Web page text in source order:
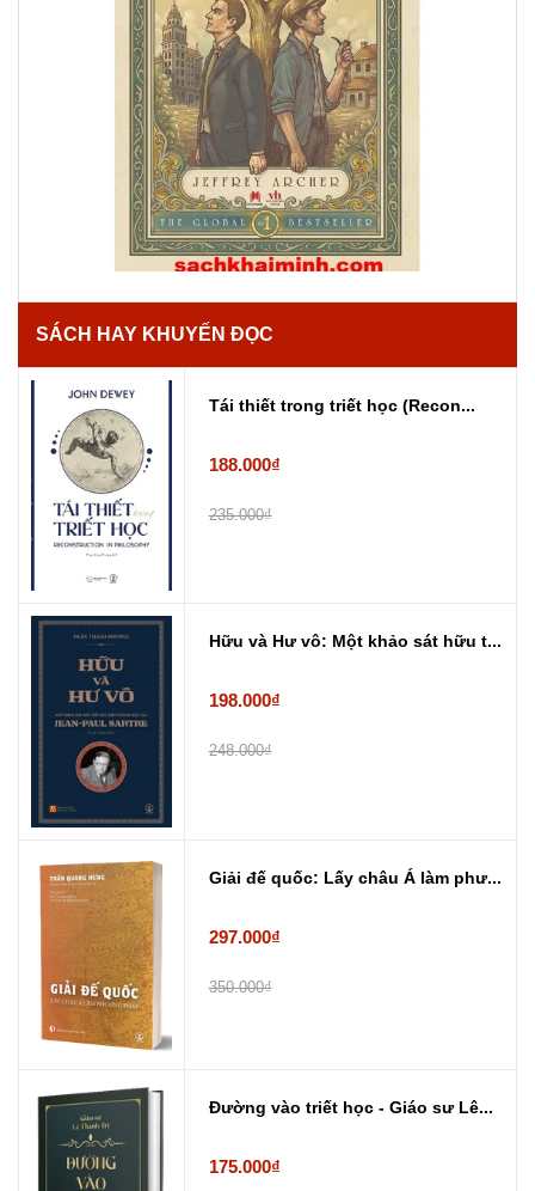
SÁCH HAY KHUYẾN ĐỌC
Tái thiết trong triết học (Recon...
188.000₫
235.000₫
Hữu và Hư vô: Một khảo sát hữu t...
198.000₫
248.000₫
Giải đế quốc: Lấy châu Á làm phư...
297.000₫
350.000₫
Đường vào triết học - Giáo sư Lê...
175.000₫